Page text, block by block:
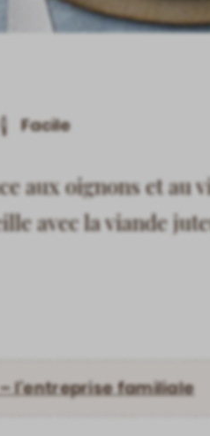
Facile
aux oignons et au
avec la viande
l’entreprise familiale